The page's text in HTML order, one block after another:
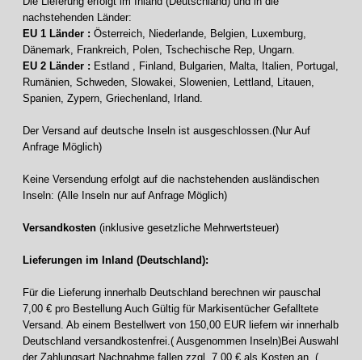
nachstehenden Länder:
EU 1 Länder : Österreich, Niederlande, Belgien, Luxemburg,
Dänemark, Frankreich, Polen, Tschechische Rep, Ungarn.
EU 2 Länder : Estland , Finland, Bulgarien, Malta, Italien, Portugal,
Rumänien, Schweden, Slowakei, Slowenien, Lettland, Litauen,
Spanien, Zypern, Griechenland, Irland.
Der Versand auf deutsche Inseln ist ausgeschlossen.(Nur Auf
Anfrage Möglich)
Keine Versendung erfolgt auf die nachstehenden ausländischen
Inseln: (Alle Inseln nur auf Anfrage Möglich)
Versandkosten (inklusive gesetzliche Mehrwertsteuer)
Lieferungen im Inland (Deutschland):
Für die Lieferung innerhalb Deutschland berechnen wir pauschal
7,00 € pro Bestellung Auch Gültig für Markisentücher Gefalltete
Versand. Ab einem Bestellwert von 150,00 EUR liefern wir innerhalb
Deutschland versandkostenfrei.( Ausgenommen Inseln)Bei Auswahl
der Zahlungsart Nachnahme fallen zzgl. 7,00 € als Kosten an. (